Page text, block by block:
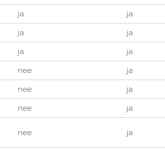
ja ja
ja ja
ja ja
nee ja
nee ja
nee ja
nee ja